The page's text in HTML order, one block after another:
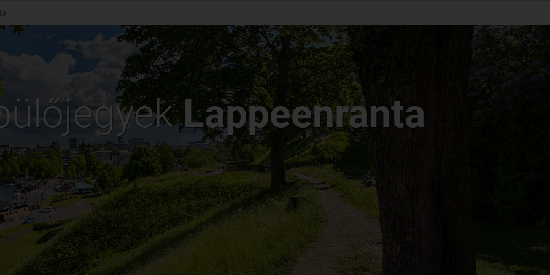
Lappeenranta